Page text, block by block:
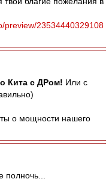
preview/23534440329108
Кита с ДРом! Или с
о мощности нашего
полночь...